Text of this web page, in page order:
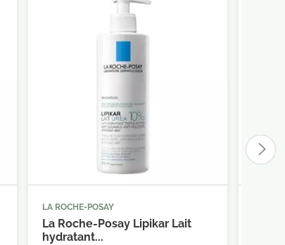
 
LA ROCHE-POSAY
La Roche-Posay Lipikar Lait
hydratant...